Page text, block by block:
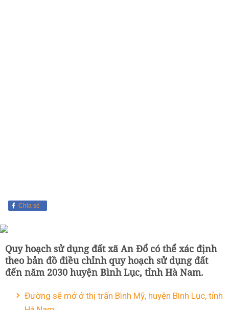
Chia sẻ
Quy hoạch sử dụng đất xã An Đổ có thể xác định
theo bản đồ điều chỉnh quy hoạch sử dụng đất
đến năm 2030 huyện Bình Lục, tỉnh Hà Nam.
Đường sẽ mở ở thị trấn Bình Mỹ, huyện Bình Lục, tỉnh